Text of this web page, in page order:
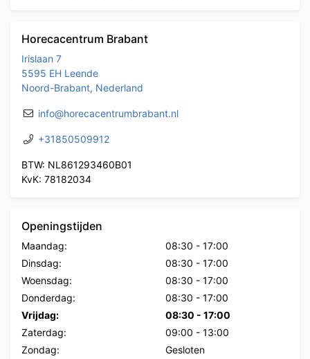
Horecacentrum Brabant
Irislaan 7
5595 EH Leende
Noord-Brabant, Nederland
info@horecacentrumbrabant.nl
+31850509912
BTW: NL861293460B01
KvK: 78182034
Openingstijden
Maandag: 08:30 - 17:00
Dinsdag:
08:30 - 17:00
Woensdag:
08:30 - 17:00
Donderdag:
08:30 - 17:00
Vrijdag:
08:30 - 17:00
Zaterdag:
09:00 - 13:00
Zondag:
Gesloten